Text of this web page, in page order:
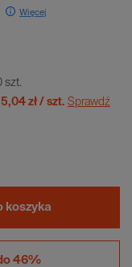
Więcej
szt.
5,04 zł / szt. Sprawdź
koszyka
46%